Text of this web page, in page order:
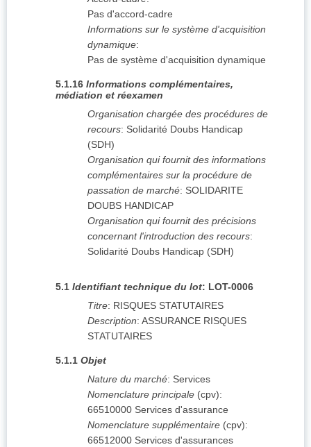
Pas d'accord-cadre
Informations sur le système d'acquisition
dynamique:
Pas de système d'acquisition dynamique
5.1.16 Informations complémentaires,
médiation et réexamen
Organisation chargée des procédures de
recours: Solidarité Doubs Handicap
(SDH)
Organisation qui fournit des informations
complémentaires sur la procédure de
passation de marché: SOLIDARITE
DOUBS HANDICAP
Organisation qui fournit des précisions
concernant l'introduction des recours:
Solidarité Doubs Handicap (SDH)
5.1 Identifiant technique du lot: LOT-0006
Titre: RISQUES STATUTAIRES
Description: ASSURANCE RISQUES
STATUTAIRES
5.1.1 Objet
Nature du marché: Services
Nomenclature principale (cpv):
66510000 Services d'assurance
Nomenclature supplémentaire (cpv):
66512000 Services d'assurances